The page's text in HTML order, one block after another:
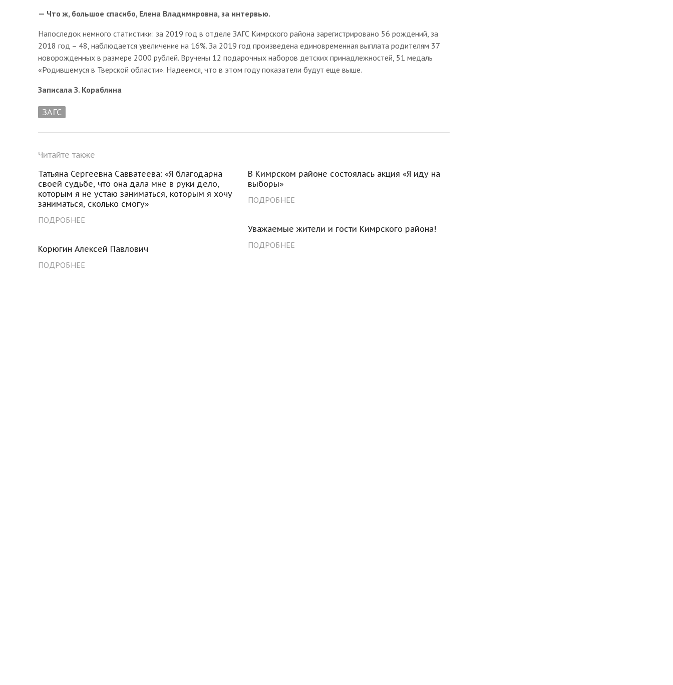
— Что ж, большое спасибо, Елена Владимировна, за интервью.
Напоследок немного статистики: за 2019 год в отделе ЗАГС Кимрского района зарегистрировано 56 рождений, за
2018 год – 48, наблюдается увеличение на 16%. За 2019 год произведена единовременная выплата родителям 37
новорожденных в размере 2000 рублей. Вручены 12 подарочных наборов детских принадлежностей, 51 медаль
«Родившемуся в Тверской области». Надеемся, что в этом году показатели будут еще выше.
Записала З. Кораблина
ЗАГС
Читайте также
Татьяна Сергеевна Савватеева: «Я благодарна
своей судьбе, что она дала мне в руки дело,
которым я не устаю заниматься, которым я хочу
заниматься, сколько смогу»
ПОДРОБНЕЕ
В Кимрском районе состоялась акция «Я иду на
выборы»
ПОДРОБНЕЕ
Уважаемые жители и гости Кимрского района!
ПОДРОБНЕЕ
Корюгин Алексей Павлович
ПОДРОБНЕЕ